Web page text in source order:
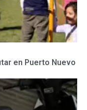
en Puerto Nuevo